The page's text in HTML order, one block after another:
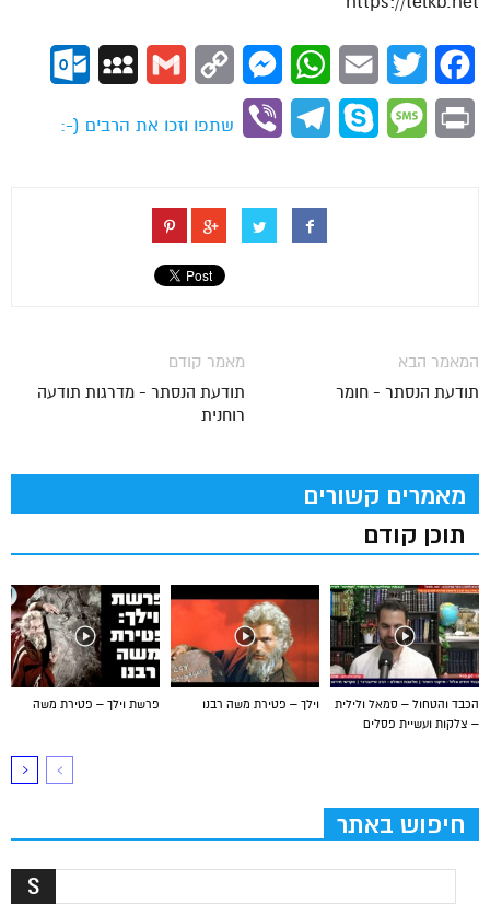
Facebook
Twitter
Email
WhatsApp
Messenger
Copy
Gmail
MySpace
Print
Message
Skype
Telegram
Viber
שתפו וזכו את הרבים (-:
מאמר קודם
תודעת הנסתר - מדרגות תודעה
רוחנית
המאמר הבא
תודעת הנסתר - חומר
מאמרים קשורים
תוכן קודם
פרשת וילך – פטירת משה וילך – פטירת משה רבנו
הכבד והטחול – סמאל ולילית
– צלקות ועשיית פסלים
חיפוש באתר